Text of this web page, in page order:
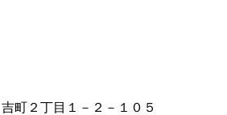
町２丁目１－２－１０５